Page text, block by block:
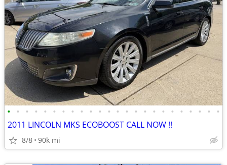
• • • • • • • • • • • • • • • • • • • • • • • •
2011 LINCOLN MKS ECOBOOST CALL NOW !!
8/8 90k mi